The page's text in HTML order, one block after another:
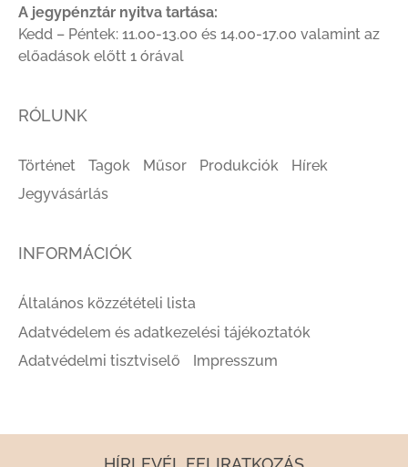
A jegypénztár nyitva tartása:
Kedd – Péntek: 11.00-13.00 és 14.00-17.00 valamint az
előadások előtt 1 órával
RÓLUNK
Történet Tagok Műsor Produkciók
Hírek
Jegyvásárlás
INFORMÁCIÓK
Általános közzétételi lista
Adatvédelem és adatkezelési tájékoztatók
Adatvédelmi tisztviselő
Impresszum